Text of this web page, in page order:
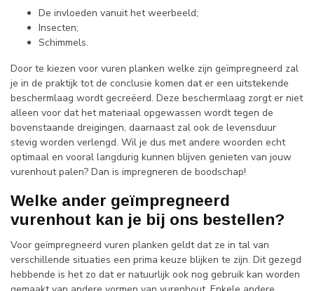
De invloeden vanuit het weerbeeld;
Insecten;
Schimmels.
Door te kiezen voor vuren planken welke zijn geïmpregneerd zal
je in de praktijk tot de conclusie komen dat er een uitstekende
beschermlaag wordt gecreëerd. Deze beschermlaag zorgt er niet
alleen voor dat het materiaal opgewassen wordt tegen de
bovenstaande dreigingen, daarnaast zal ook de levensduur
stevig worden verlengd. Wil je dus met andere woorden echt
optimaal en vooral langdurig kunnen blijven genieten van jouw
vurenhout palen? Dan is impregneren de boodschap!
Welke ander geïmpregneerd
vurenhout kan je bij ons bestellen?
Voor geïmpregneerd vuren planken geldt dat ze in tal van
verschillende situaties een prima keuze blijken te zijn. Dit gezegd
hebbende is het zo dat er natuurlijk ook nog gebruik kan worden